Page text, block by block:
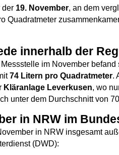
der 19. November, an dem
Quadratmeter
innerhalb der
im November befand
74 Litern pro Quadratmeter.
Kläranlage Leverkusen, wo
unter dem Durchschnitt von
in NRW im
in NRW insgesamt
(DWD):